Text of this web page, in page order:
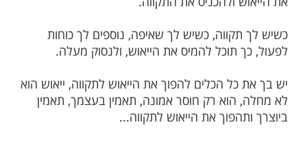
אנו מרגישים שאיבדנו את הרגש מהמעשים
בנו את אותה ההתלהבות בקיום המצוות,
רחוקים ומרוחקים, אומנם קרובים אנו, אומנם
המצוות אך עושים אותן ללא רוח חיים...